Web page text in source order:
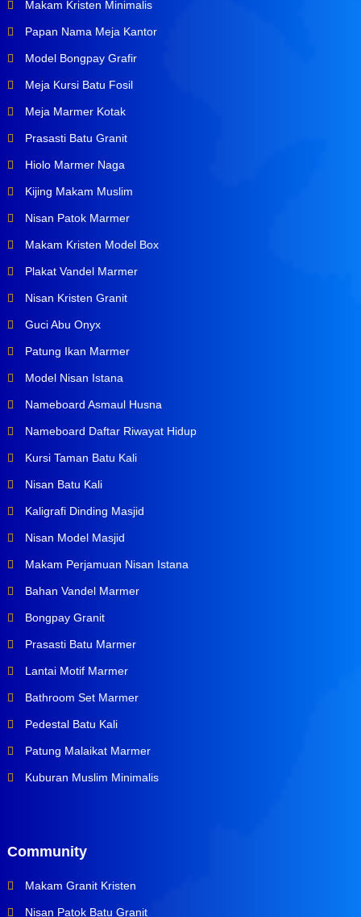
Makam Kristen Minimalis
Papan Nama Meja Kantor
Model Bongpay Grafir
Meja Kursi Batu Fosil
Meja Marmer Kotak
Prasasti Batu Granit
Hiolo Marmer Naga
Kijing Makam Muslim
Nisan Patok Marmer
Makam Kristen Model Box
Plakat Vandel Marmer
Nisan Kristen Granit
Guci Abu Onyx
Patung Ikan Marmer
Model Nisan Istana
Nameboard Asmaul Husna
Nameboard Daftar Riwayat Hidup
Kursi Taman Batu Kali
Nisan Batu Kali
Kaligrafi Dinding Masjid
Nisan Model Masjid
Makam Perjamuan Nisan Istana
Bahan Vandel Marmer
Bongpay Granit
Prasasti Batu Marmer
Lantai Motif Marmer
Bathroom Set Marmer
Pedestal Batu Kali
Patung Malaikat Marmer
Kuburan Muslim Minimalis
Community
Makam Granit Kristen
Nisan Patok Batu Granit